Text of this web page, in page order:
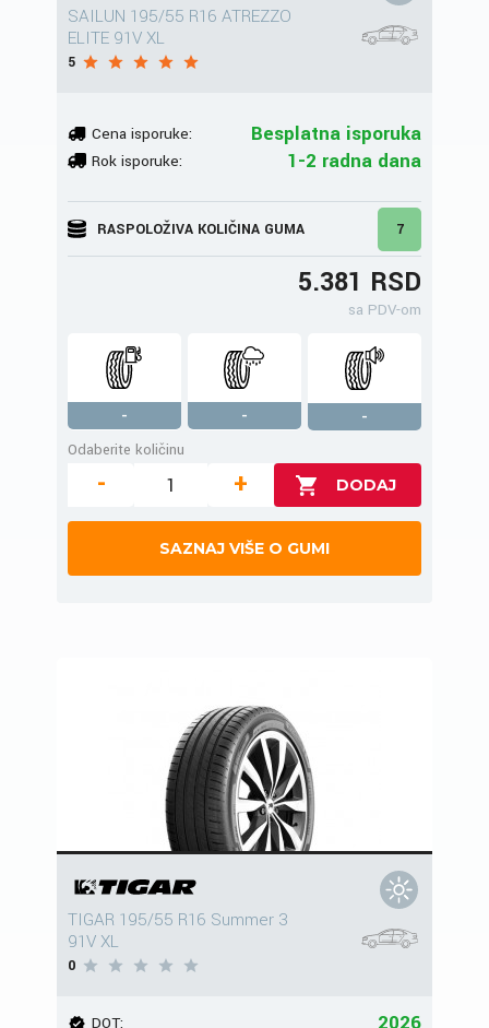
SAILUN 195/55 R16 ATREZZO
ELITE 91V XL
5
Cena isporuke: Besplatna isporuka
Rok isporuke: 1-2 radna dana
RASPOLOŽIVA KOLIČINA GUMA 7
5.381 RSD
sa PDV-om
- -
-
Odaberite količinu
- +
SAZNAJ VIŠE O GUMI
TIGAR 195/55 R16 Summer 3
91V XL
0
DOT: